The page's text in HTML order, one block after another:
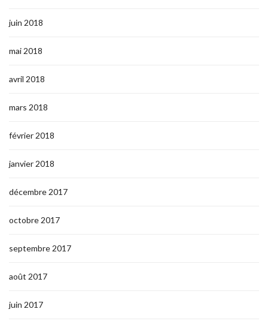
juin 2018
mai 2018
avril 2018
mars 2018
février 2018
janvier 2018
décembre 2017
octobre 2017
septembre 2017
août 2017
juin 2017